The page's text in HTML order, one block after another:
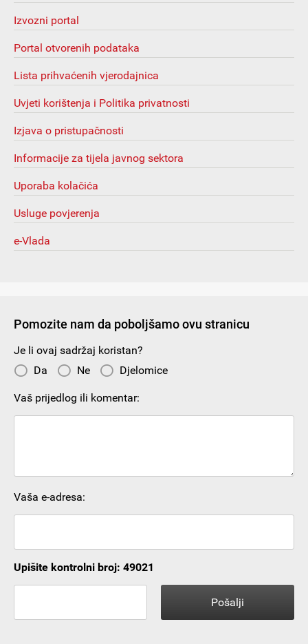
Izvozni portal
Portal otvorenih podataka
Lista prihvaćenih vjerodajnica
Uvjeti korištenja i Politika privatnosti
Izjava o pristupačnosti
Informacije za tijela javnog sektora
Uporaba kolačića
Usluge povjerenja
e-Vlada
Pomozite nam da poboljšamo ovu stranicu
Je li ovaj sadržaj koristan?
Da
Ne Djelomice
Vaš prijedlog ili komentar:
Vaša e-adresa:
Upišite kontrolni broj: 49021